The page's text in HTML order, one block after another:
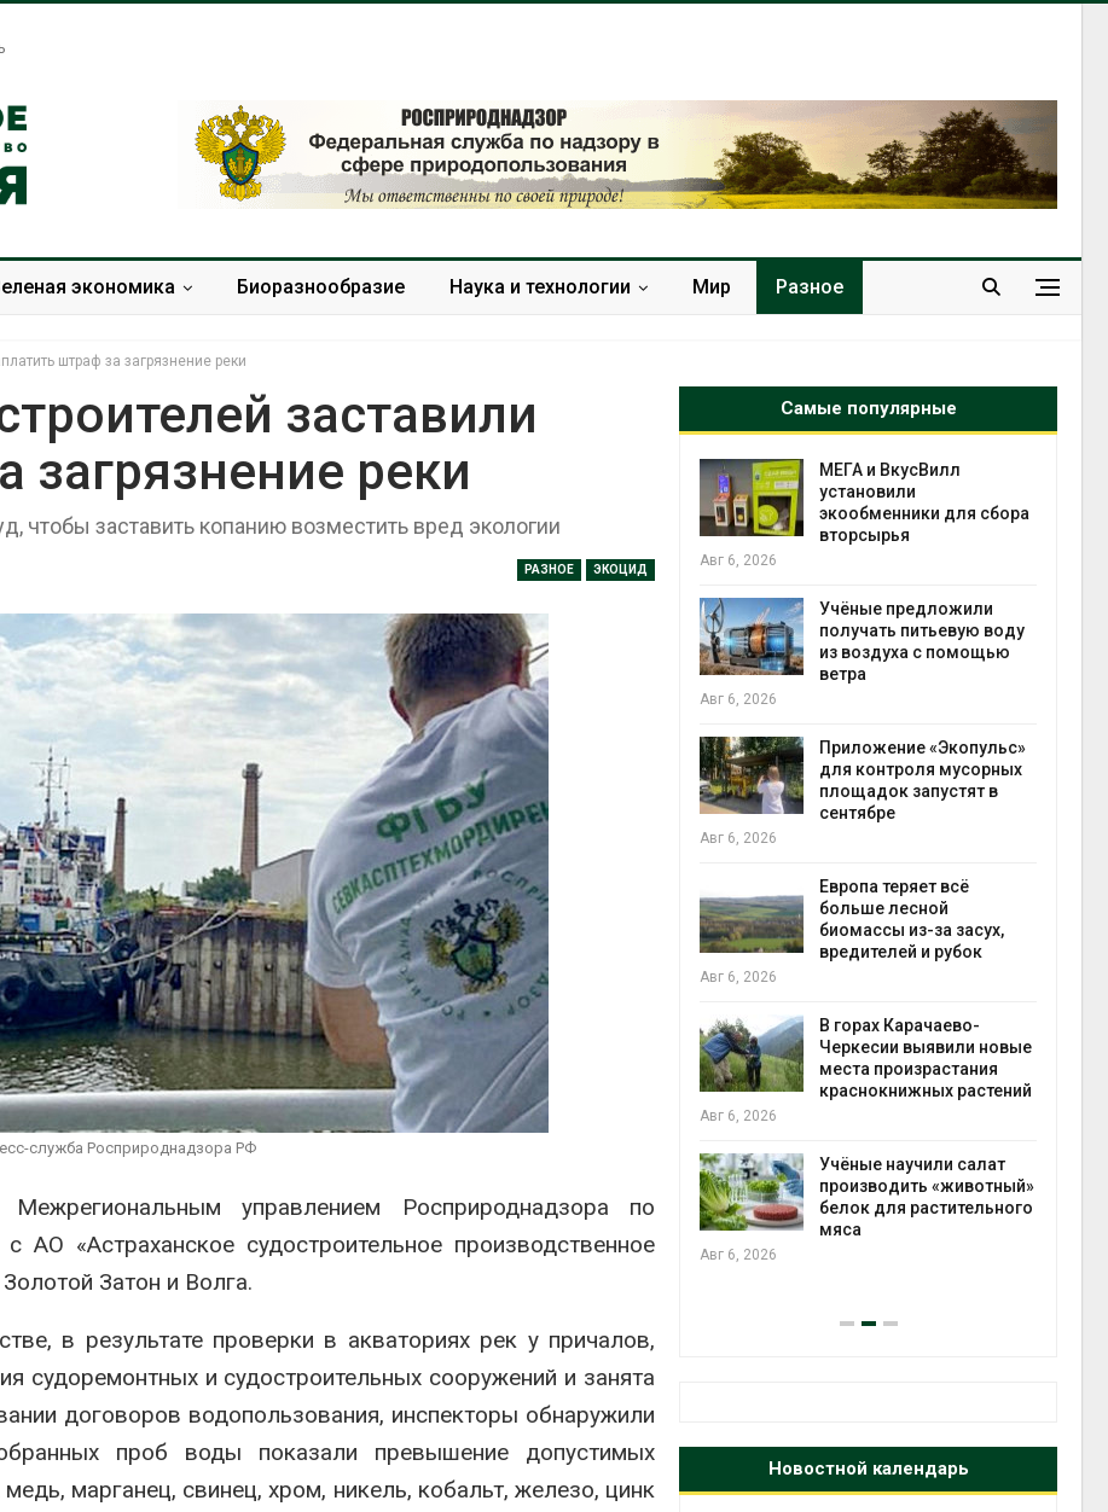
экономика Биоразнообразие Наука и технологии Мир Разное
штраф за загрязнение реки
заставили
загрязнение реки
чтобы заставить копанию возместить вред экологии
РАЗНОЕ ЭКОЦИД
служба Росприроднадзора РФ
управлением Росприроднадзора по
АО «Астраханское судостроительное производственное
Затон и Волга.
в результате проверки в акваториях рек у причалов,
судоремонтных и судостроительных сооружений и занята
договоров водопользования, инспекторы обнаружили
проб воды показали превышение допустимых
марганец, свинец, хром, никель, кобальт, железо, цинк
Самые популярные
Засуха в Индонезии
увеличила производство
Авг 6, 2026
человек в ходе операции
против экологических
2026
нарушений квот на
промышленные выбросы
может появиться в
время
2026
В Ирбите начнут
расчистку Ницы после
рекордного дождевого
паводка
2026
В Домодедове
ликвидируют
последствия разлива
химикатов после пожара
2026
Изменение климата
по всему миру
Авг 6, 2026
Тайфун, засуха и пожары:
сразу несколько
экстремальными
природными явлениями
Солнечные панели над
каналами позволяют
одновременно
вырабатывать энергию и
экономить воду
Авг 7, 2026
Дождевая вода с крыш
может помочь городам
переживать жару
Авг 7, 2026
Минприроды
потребовало ускорить
строительство мусорных
объектов и уборку
контейнерных площадок
Авг 7, 2026
Панамский канал вновь
ограничивает загрузку
судов из-за дефицита
пресной воды
В китайской провинции
эвакуировали более 140
МЕГА и ВкусВилл
установили
экообменники для сбора
вторсырья
Авг 6, 2026
Учёные предложили
получать питьевую воду
из воздуха с помощью
ветра
Авг 6, 2026
Приложение «Экопульс»
для контроля мусорных
площадок запустят в
сентябре
Авг 6, 2026
Европа теряет всё
больше лесной
биомассы из-за засух,
вредителей и рубок
Авг 6, 2026
В горах Карачаево-
Черкесии выявили новые
места произрастания
краснокнижных растений
Авг 6, 2026
Учёные научили салат
производить «животный»
белок для растительного
мяса
Авг 6, 2026
Новостной календарь